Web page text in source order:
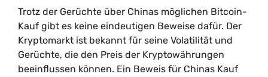
Trotz der Gerüchte über Chinas möglichen Bitcoin-
Kauf gibt es keine eindeutigen Beweise dafür. Der
Kryptomarkt ist bekannt für seine Volatilität und
Gerüchte, die den Preis der Kryptowährungen
beeinflussen können. Ein Beweis für Chinas Kauf